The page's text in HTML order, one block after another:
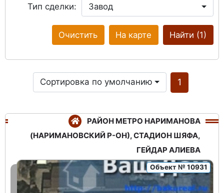
Тип сделки: Завод
Найти (1)
На карте
Очистить
Сортировка по умолчанию 1
РАЙОН МЕТРО НАРИМАНОВА
(НАРИМАНОВСКИЙ Р-ОН), СТАДИОН ШЯФА,
ГЕЙДАР АЛИЕВА
Объект № 10931